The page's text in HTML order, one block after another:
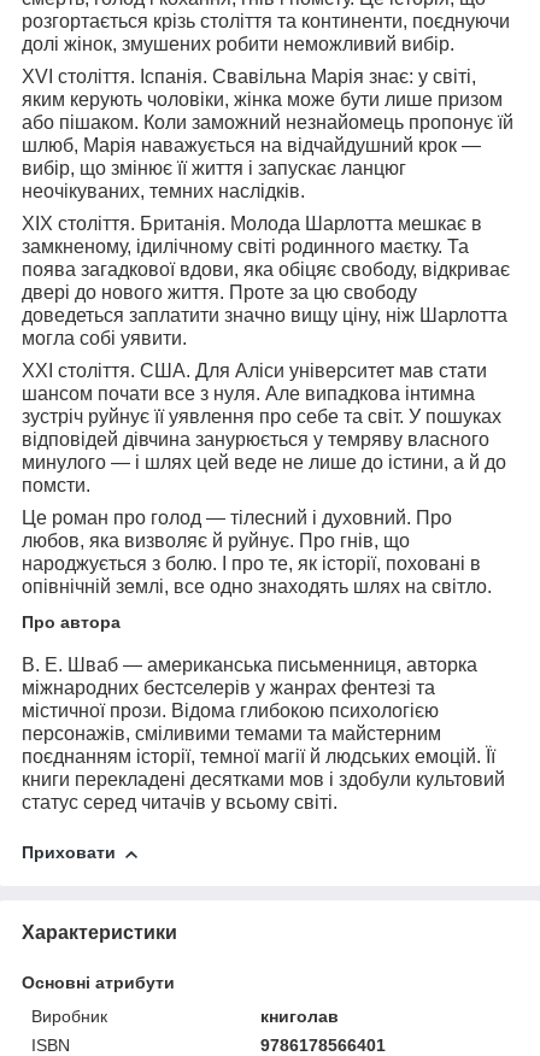
розгортається крізь століття та континенти, поєднуючи
долі жінок, змушених робити неможливий вибір.
XVI століття. Іспанія. Свавільна Марія знає: у світі,
яким керують чоловіки, жінка може бути лише призом
або пішаком. Коли заможний незнайомець пропонує їй
шлюб, Марія наважується на відчайдушний крок —
вибір, що змінює її життя і запускає ланцюг
неочікуваних, темних наслідків.
XIX століття. Британія. Молода Шарлотта мешкає в
замкненому, ідилічному світі родинного маєтку. Та
поява загадкової вдови, яка обіцяє свободу, відкриває
двері до нового життя. Проте за цю свободу
доведеться заплатити значно вищу ціну, ніж Шарлотта
могла собі уявити.
XXI століття. США. Для Аліси університет мав стати
шансом почати все з нуля. Але випадкова інтимна
зустріч руйнує її уявлення про себе та світ. У пошуках
відповідей дівчина занурюється у темряву власного
минулого — і шлях цей веде не лише до істини, а й до
помсти.
Це роман про голод — тілесний і духовний. Про
любов, яка визволяє й руйнує. Про гнів, що
народжується з болю. І про те, як історії, поховані в
опівнічній землі, все одно знаходять шлях на світло.
Про автора
В. Е. Шваб — американська письменниця, авторка
міжнародних бестселерів у жанрах фентезі та
містичної прози. Відома глибокою психологією
персонажів, сміливими темами та майстерним
поєднанням історії, темної магії й людських емоцій. Її
книги перекладені десятками мов і здобули культовий
статус серед читачів у всьому світі.
Приховати
Характеристики
Основні атрибути
Виробник
книголав
ISBN
9786178566401